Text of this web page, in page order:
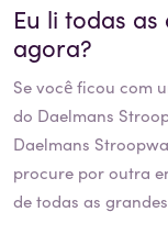
Eu li todas
agora?
Se você ficou com
do Daelmans
Daelmans
procure por outra
de todas as